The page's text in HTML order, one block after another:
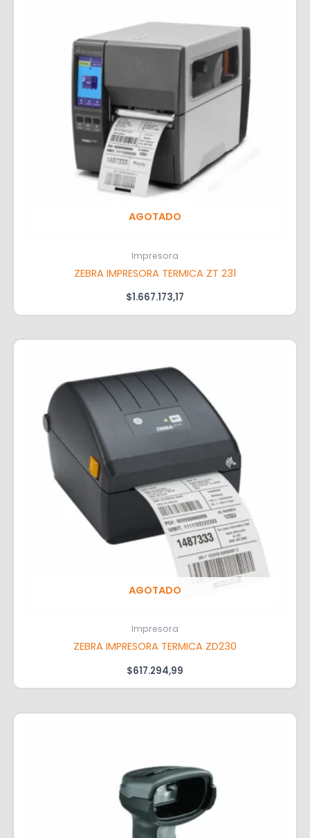
AGOTADO
Impresora
ZEBRA IMPRESORA TERMICA ZT 231
$1.667.173,17
AGOTADO
Impresora
ZEBRA IMPRESORA TERMICA ZD230
$617.294,99